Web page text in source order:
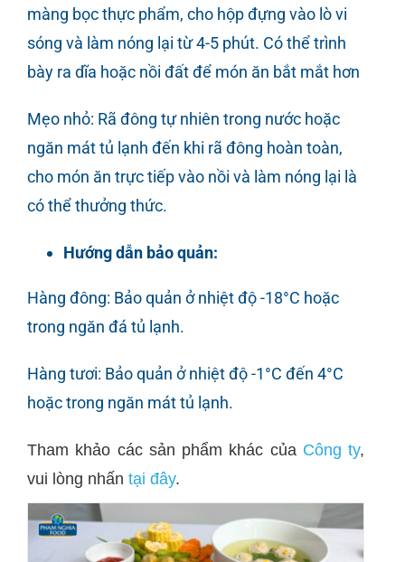
màng bọc thực phẩm, cho hộp đựng vào lò vi
sóng và làm nóng lại từ 4-5 phút. Có thể trình
bày ra dĩa hoặc nồi đất để món ăn bắt mắt hơn
Mẹo nhỏ: Rã đông tự nhiên trong nước hoặc
ngăn mát tủ lạnh đến khi rã đông hoàn toàn,
cho món ăn trực tiếp vào nồi và làm nóng lại là
có thể thưởng thức.
Hướng dẫn bảo quản:
Hàng đông: Bảo quản ở nhiệt độ -18°C hoặc
trong ngăn đá tủ lạnh.
Hàng tươi: Bảo quản ở nhiệt độ -1°C đến 4°C
hoặc trong ngăn mát tủ lạnh.
Tham khảo các sản phẩm khác của Công ty,
vui lòng nhấn tại đây.